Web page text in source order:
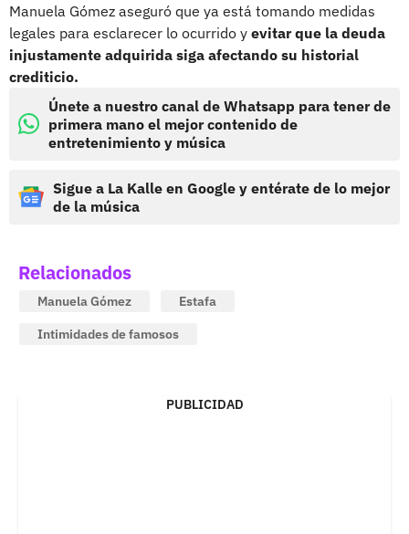
Manuela Gómez aseguró que ya está tomando medidas
legales para esclarecer lo ocurrido y evitar que la deuda
injustamente adquirida siga afectando su historial
crediticio.
Únete a nuestro canal de Whatsapp para tener de
primera mano el mejor contenido de
entretenimiento y música
Sigue a La Kalle en Google y entérate de lo mejor
de la música
Relacionados
Manuela Gómez
Estafa
Intimidades de famosos
PUBLICIDAD